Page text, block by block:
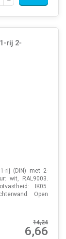
rij 2-
rij (DIN) met 2-
wit, RAL9003.
IK05.
Open
14,24
6,66